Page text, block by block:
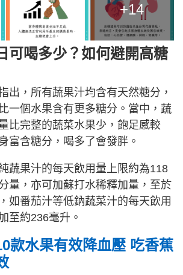
+14
可喝多少？如何避開高糖
出，所有蔬果汁均含有天然糖分，
一個水果含有更多糖分。當中，蔬
比完整的蔬菜水果少，飽足感較
富含糖分，喝多了會發胖。
蔬果汁的每天飲用量上限約為118
量，亦可加蘇打水稀釋加量，至於
如番茄汁等低鈉蔬菜汁的每天飲用
至約236毫升。
款水果有效降血壓 吃香蕉